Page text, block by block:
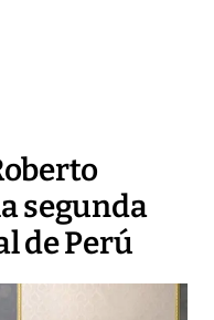
segunda
de Perú